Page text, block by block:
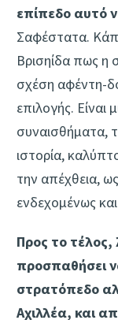
επίπεδο αυτό
Σαφέστατα.
Βρισηίδα πως η
σχέση αφέντη-
επιλογής.
συναισθήματα,
ιστορία,
την απέχθεια,
ενδεχομένως
Προς το τέλος,
προσπαθήσει
στρατόπεδο
Αχιλλέα, και